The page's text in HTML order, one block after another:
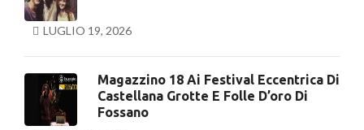
LUGLIO 19, 2026
Magazzino 18 Ai Festival Eccentrica Di
Castellana Grotte E Folle D’oro Di
Fossano